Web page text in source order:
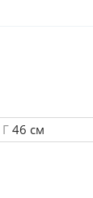
Г 46 см